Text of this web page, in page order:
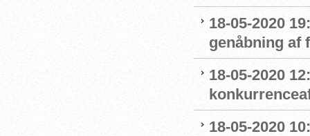
18-05-2020
genåbning af
18-05-2020
18-05-2020